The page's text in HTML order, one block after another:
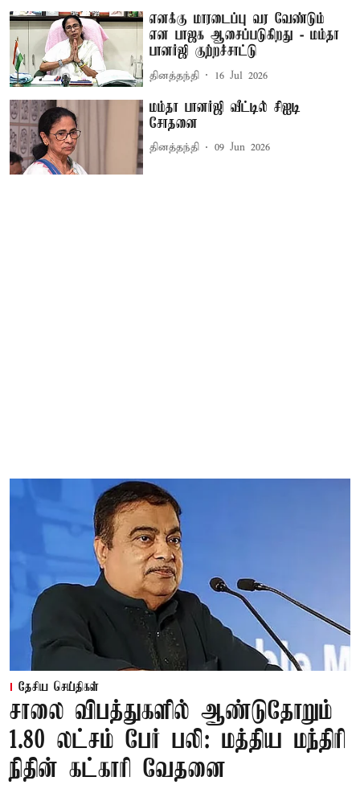
எனக்கு மாரடைப்பு வர வேண்டும்
என பாஜக ஆசைப்படுகிறது - மம்தா
பானர்ஜி குற்றச்சாட்டு
தினத்தந்தி 16 Jul 2026
மம்தா பானர்ஜி வீட்டில் சிஐடி
சோதனை
தினத்தந்தி 09 Jun 2026
தேசிய செய்திகள்
சாலை விபத்துகளில் ஆண்டுதோறும்
1.80 லட்சம் பேர் பலி: மத்திய மந்திரி
நிதின் கட்காரி வேதனை